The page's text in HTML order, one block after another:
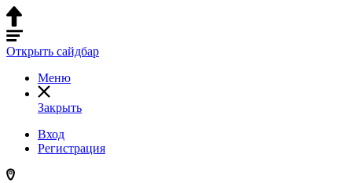
Открыть сайдбар
Меню
Закрыть
Вход
Регистрация